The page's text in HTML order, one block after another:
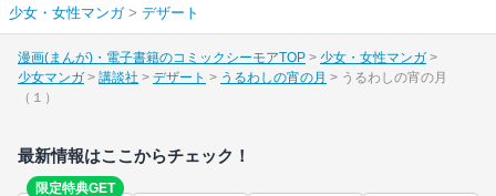
少女・女性マンガ> デザート
漫画(まんが)・電子書籍のコミックシーモアTOP
少女・女性マンガ
少女マンガ
講談社 デザート うるわしの宵の月
うるわしの宵の月
（１）
最新情報はここからチェック！
限定特典GET